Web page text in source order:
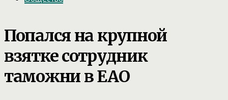
Попался на крупной
взятке сотрудник
таможни в ЕАО